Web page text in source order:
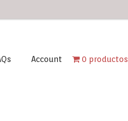
Account 0 productos